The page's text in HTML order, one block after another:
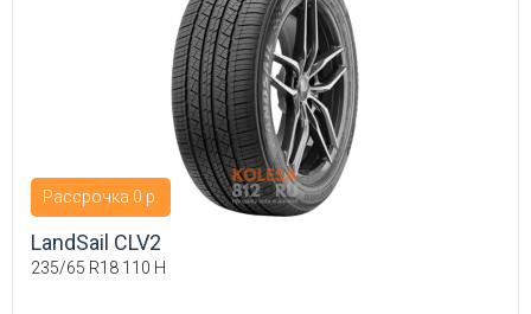
Рассрочка 0 р.
LandSail CLV2
235/65 R18 110 H